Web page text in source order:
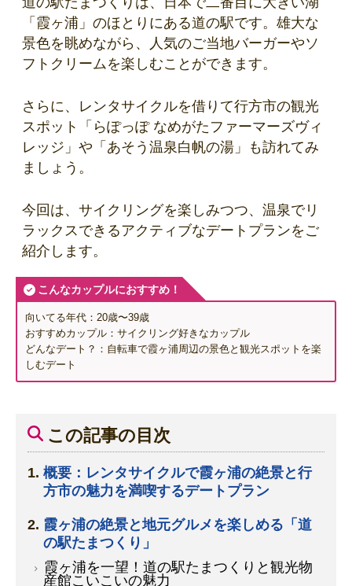
「霞ヶ浦」のほとりにある道の駅です。雄大な
景色を眺めながら、人気のご当地バーガーやソ
フトクリームを楽しむことができます。
さらに、レンタサイクルを借りて行方市の観光
スポット「らぽっぽ なめがたファーマーズヴィ
レッジ」や「あそう温泉白帆の湯」も訪れてみ
ましょう。
今回は、サイクリングを楽しみつつ、温泉でリ
ラックスできるアクティブなデートプランをご
紹介します。
こんなカップルにおすすめ！
向いてる年代：20歳〜39歳
おすすめカップル：サイクリング好きなカップル
どんなデート？：自転車で霞ヶ浦周辺の景色と観光スポットを楽
しむデート
この記事の目次
概要：レンタサイクルで霞ヶ浦の絶景と行
方市の魅力を満喫するデートプラン
霞ヶ浦の絶景と地元グルメを楽しめる「道
の駅たまつくり」
霞ヶ浦を一望！道の駅たまつくりと観光物
産館こいこいの魅力